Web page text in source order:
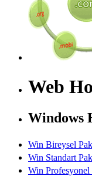
Web
Windows
Win Bireysel
Win Standart
Win